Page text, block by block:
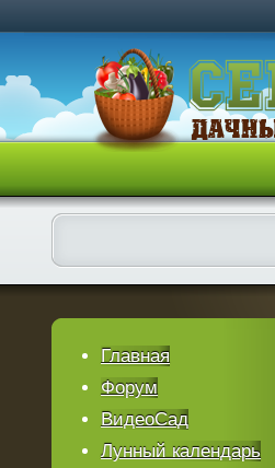
Главная
Форум
ВидеоСад
Лунный календарь